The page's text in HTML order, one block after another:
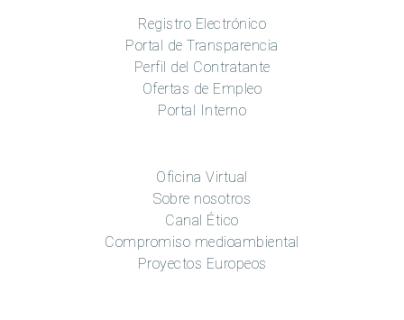
Registro Electrónico
Portal de Transparencia
Perfil del Contratante
Ofertas de Empleo
Portal Interno
Oficina Virtual
Sobre nosotros
Canal Ético
Compromiso medioambiental
Proyectos Europeos